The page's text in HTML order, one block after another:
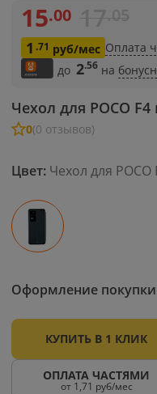
Чехол для POCO
0(0 отзывов)
Цвет: Чехол для
15.00
1 .71 руб/мес Оплата
до 2.56 на
Оформление
КУПИТЬ В 1 КЛИК
ОПЛАТА ЧАСТЯМИ
от 1,71 руб/мес